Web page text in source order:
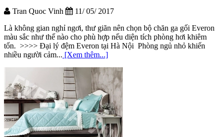
Tran Quoc Vinh
11/ 05/ 2017
Là không gian nghỉ ngơi, thư giãn nên chọn bộ chăn ga gối Everon
màu sắc như thế nào cho phù hợp nếu diện tích phòng hơi khiêm
tốn. >>>> Đại lý đệm Everon tại Hà Nội Phòng ngủ nhỏ khiến
nhiều người cảm... [Xem thêm...]